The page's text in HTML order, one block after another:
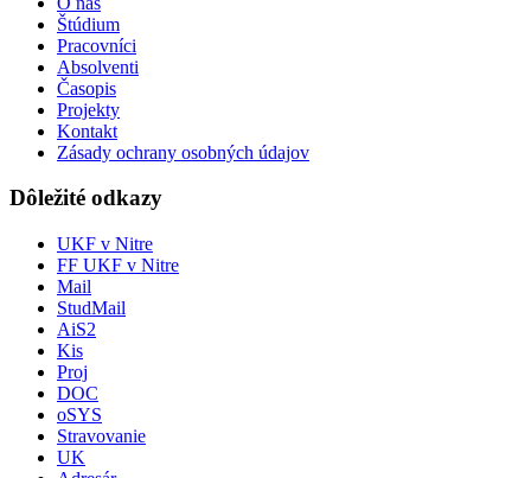
Štúdium
Pracovníci
Absolventi
Časopis
Projekty
Kontakt
Zásady ochrany osobných údajov
Dôležité odkazy
UKF v Nitre
FF UKF v Nitre
Mail
StudMail
AiS2
Kis
Proj
DOC
oSYS
Stravovanie
UK